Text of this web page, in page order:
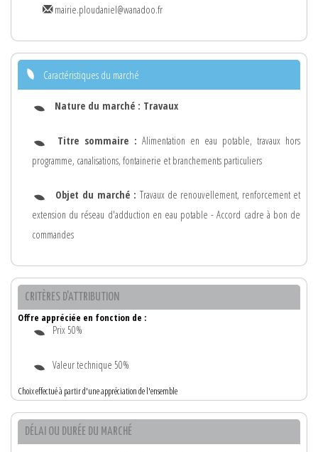
mairie.ploudaniel@wanadoo.fr
Caractéristiques du marché
Nature du marché : Travaux
Titre sommaire : Alimentation en eau potable, travaux hors
programme, canalisations, fontainerie et branchements particuliers
Objet du marché : Travaux de renouvellement, renforcement et
extension du réseau d'adduction en eau potable - Accord cadre à bon de
commandes
CRITÈRES D'ATTRIBUTION
Offre appréciée en fonction de :
Prix 50%
Valeur technique 50%
Choix effectué à partir d'une appréciation de l'ensemble
DÉLAI OU DURÉE DU MARCHÉ